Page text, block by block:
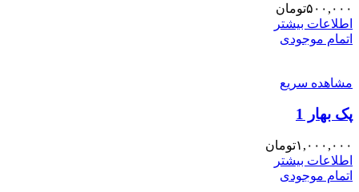
۵۰۰,۰۰۰تومان
اطلاعات بیشتر
اتمام موجودی
مشاهده سریع
پک بهار 1
۱,۰۰۰,۰۰۰تومان
اطلاعات بیشتر
اتمام موجودی